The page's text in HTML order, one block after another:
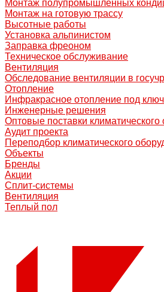
Монтаж полупромышленных
Монтаж на готовую трассу
Высотные работы
Установка альпинистом
Заправка фреоном
Техническое обслуживание
Вентиляция
Обследование вентиляции в
Отопление
Инфракрасное отопление под
Инженерные решения
Оптовые поставки климатического
Аудит проекта
Переподбор климатического
Объекты
Бренды
Акции
Сплит-системы
Вентиляция
Теплый пол